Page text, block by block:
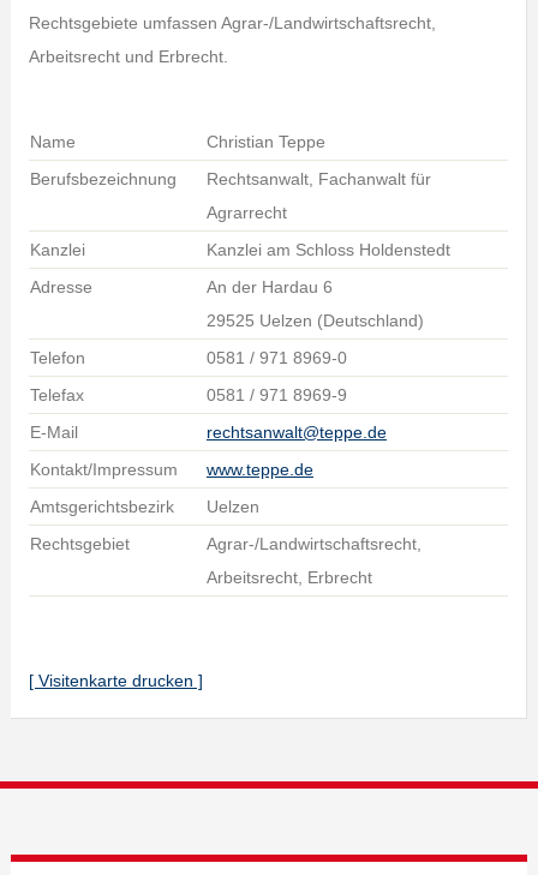
Rechtsgebiete umfassen Agrar-/Landwirtschaftsrecht,
Arbeitsrecht und Erbrecht.
Name
Christian Teppe
Berufsbezeichnung
Rechtsanwalt, Fachanwalt für
Agrarrecht
Kanzlei
Kanzlei am Schloss Holdenstedt
Adresse
An der Hardau 6
29525 Uelzen (Deutschland)
Telefon
0581 / 971 8969-0
Telefax
0581 / 971 8969-9
E-Mail
rechtsanwalt@teppe.de
Kontakt/Impressum
www.teppe.de
Amtsgerichtsbezirk
Uelzen
Rechtsgebiet
Agrar-/Landwirtschaftsrecht,
Arbeitsrecht, Erbrecht
[ Visitenkarte drucken ]